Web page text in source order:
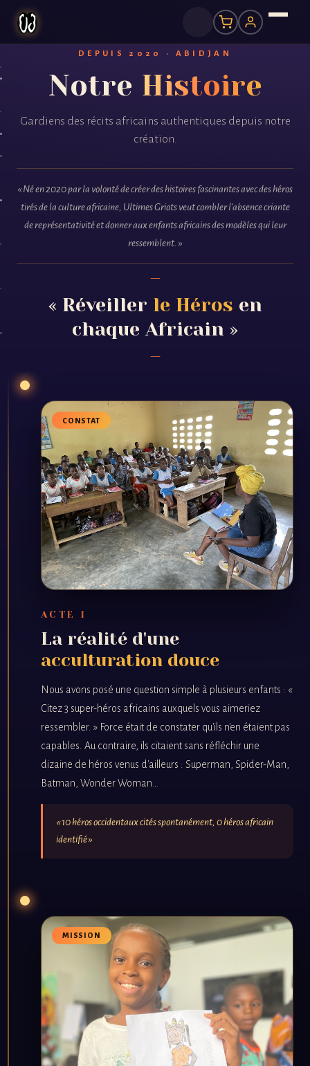
DEPUIS 2020 · ABIDJAN
Notre Histoire
Gardiens des récits africains authentiques depuis notre
création.
« Né en 2020 par la volonté de créer des histoires fascinantes avec des héros
tirés de la culture africaine, Ultimes Griots veut combler l'absence criante
de représentativité et donner aux enfants africains des modèles qui leur
ressemblent. »
« Réveiller le Héros en
chaque Africain »
CONSTAT
ACTE I
La réalité d'une
acculturation douce
Nous avons posé une question simple à plusieurs enfants : «
Citez 3 super-héros africains auxquels vous aimeriez
ressembler. » Force était de constater qu'ils n'en étaient pas
capables. Au contraire, ils citaient sans réfléchir une
dizaine de héros venus d'ailleurs : Superman, Spider-Man,
Batman, Wonder Woman…
« 10 héros occidentaux cités spontanément, 0 héros africain
identifié »
MISSION